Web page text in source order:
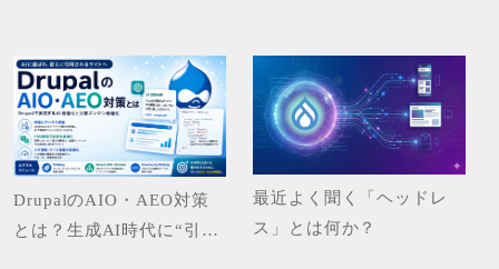
DrupalのAIO・AEO対策
とは？生成AI時代に“引用
最近よく聞く「ヘッドレ
ス」とは何か？